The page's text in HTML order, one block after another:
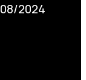
2024